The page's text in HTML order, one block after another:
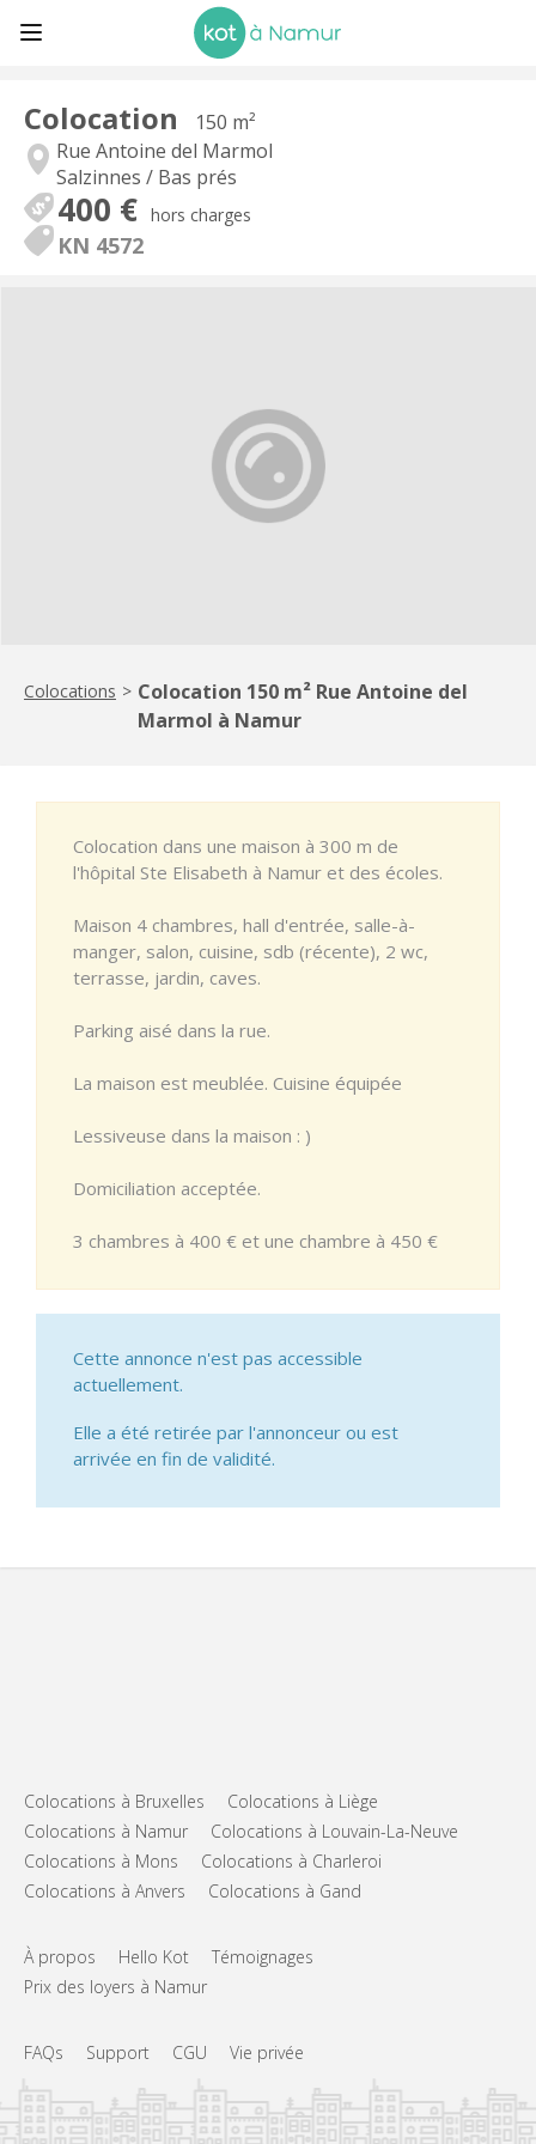
Colocation
150 m²
Rue Antoine del Marmol
Salzinnes / Bas prés
400 € hors charges
KN 4572
Colocations > Colocation 150 m² Rue Antoine del
Marmol à Namur
Colocation dans une maison à 300 m de
l'hôpital Ste Elisabeth à Namur et des écoles.
Maison 4 chambres, hall d'entrée, salle-à-
manger, salon, cuisine, sdb (récente), 2 wc,
terrasse, jardin, caves.
Parking aisé dans la rue.
La maison est meublée. Cuisine équipée
Lessiveuse dans la maison : )
Domiciliation acceptée.
3 chambres à 400 € et une chambre à 450 €
Cette annonce n'est pas accessible
actuellement.
Elle a été retirée par l'annonceur ou est
arrivée en fin de validité.
Colocations à Bruxelles
Colocations à Liège
Colocations à Namur
Colocations à Louvain-La-Neuve
Colocations à Mons
Colocations à Charleroi
Colocations à Anvers
Colocations à Gand
À propos Hello Kot
Témoignages
Prix des loyers à Namur
FAQs Support CGU Vie privée